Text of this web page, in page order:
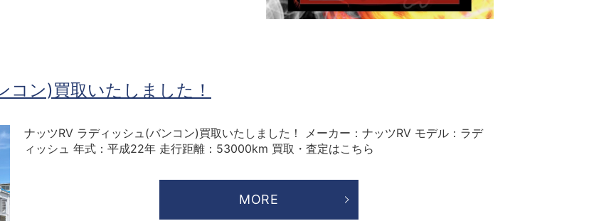
ン)買取いたしました！
ナッツRV ラディッシュ(バンコン)買取いたしました！ メーカー：ナッツRV モデル：ラデ
ィッシュ 年式：平成22年 走行距離：53000km 買取・査定はこちら
MORE